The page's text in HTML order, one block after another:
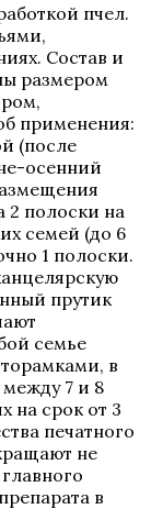
пчел.
Состав и
размером
применения:
(после
осенний
2 полоски на
семей (до 6
1 полоски.
прутик
семье
в
7 и 8
на срок от 3
печатного
не
в